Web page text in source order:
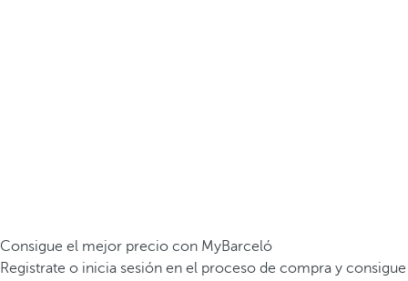
Consigue el mejor precio con MyBarceló
Registrate o inicia sesión en el proceso de compra y consigue